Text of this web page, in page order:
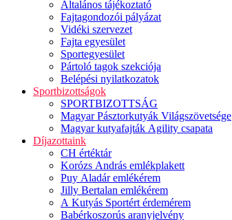
Általános tájékoztató
Fajtagondozói pályázat
Vidéki szervezet
Fajta egyesület
Sportegyesület
Pártoló tagok szekciója
Belépési nyilatkozatok
Sportbizottságok
SPORTBIZOTTSÁG
Magyar Pásztorkutyák Világszövetsége
Magyar kutyafajták Agility csapata
Díjazottaink
CH értéktár
Korózs András emlékplakett
Puy Aladár emlékérem
Jilly Bertalan emlékérem
A Kutyás Sportért érdemérem
Babérkoszorús aranyjelvény